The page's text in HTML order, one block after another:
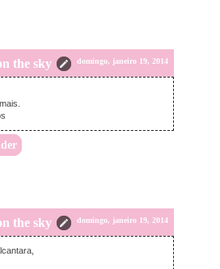
the sky domingo, janeiro 19, 2014
the sky domingo, janeiro 19, 2014